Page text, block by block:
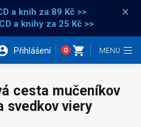
a knih za 89 Kč >>
a knihy za 25 Kč >>
×
Přihlášení 0
cesta mučeníkov
svedkov viery